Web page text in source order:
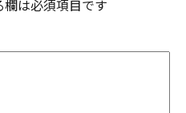
は必須項目です